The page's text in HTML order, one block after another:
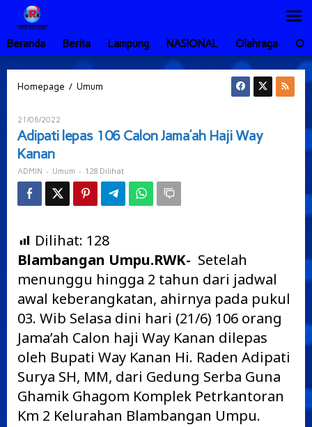
Lewati
konten
Beranda
Berita Lampung NASIONAL Olahraga
Homepage / Umum
Jama'ah
Kanan
21/06/2022
ADMIN
Adipati lepas 106 Calon Jama’ah Haji Way
Kanan
ADMIN - Umum - 128 Dilihat
Dilihat: 128
Blambangan Umpu.RWK- Setelah
menunggu hingga 2 tahun dari jadwal
awal keberangkatan, ahirnya pada pukul
03. Wib Selasa dini hari (21/6) 106 orang
Jama’ah Calon haji Way Kanan dilepas
oleh Bupati Way Kanan Hi. Raden Adipati
Surya SH, MM, dari Gedung Serba Guna
Ghamik Ghagom Komplek Petrkantoran
Km 2 Kelurahan Blambangan Umpu.